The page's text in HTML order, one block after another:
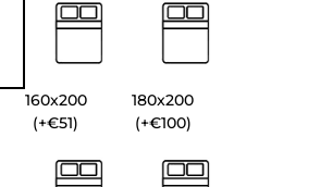
160x200
(+€51)
180x200
(+€100)